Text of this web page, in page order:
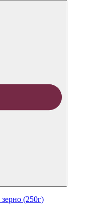
(250г)